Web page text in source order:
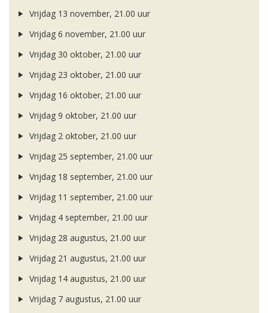
Vrijdag 13 november, 21.00 uur
Vrijdag 6 november, 21.00 uur
Vrijdag 30 oktober, 21.00 uur
Vrijdag 23 oktober, 21.00 uur
Vrijdag 16 oktober, 21.00 uur
Vrijdag 9 oktober, 21.00 uur
Vrijdag 2 oktober, 21.00 uur
Vrijdag 25 september, 21.00 uur
Vrijdag 18 september, 21.00 uur
Vrijdag 11 september, 21.00 uur
Vrijdag 4 september, 21.00 uur
Vrijdag 28 augustus, 21.00 uur
Vrijdag 21 augustus, 21.00 uur
Vrijdag 14 augustus, 21.00 uur
Vrijdag 7 augustus, 21.00 uur